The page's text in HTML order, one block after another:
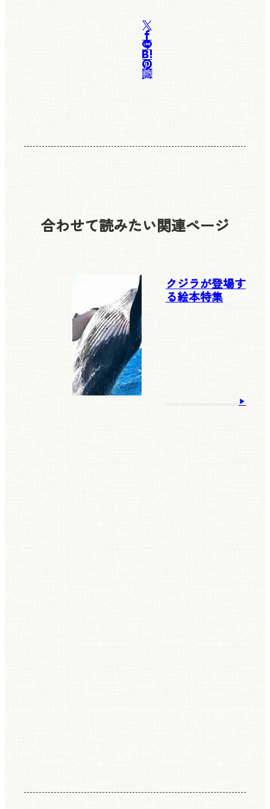
合わせて読みたい関連ページ
クジラが登場す
る絵本特集